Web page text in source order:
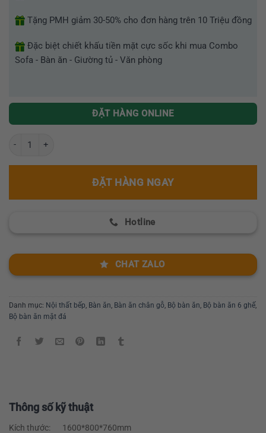
Tặng PMH giảm 30-50% cho đơn hàng trên 10 Triệu đồng
Đặc biệt chiết khấu tiền mặt cực sốc khi mua Combo
Sofa - Bàn ăn - Giường tủ - Văn phòng
ĐẶT HÀNG ONLINE
ĐẶT HÀNG NGAY
Hotline
CHAT ZALO
Danh mục: Nội thất bếp Bàn ăn Bàn ăn chân gỗ Bộ bàn ăn Bộ bàn ăn 6 ghế
Bộ bàn ăn mặt đá
Thông số kỹ thuật
Kích thước:
1600*800*760mm